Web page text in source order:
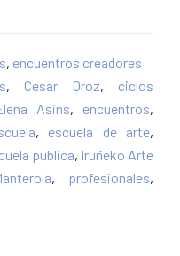
, encuentros creadores
, Cesar Oroz, ciclos
Asins, encuentros,
, escuela de arte,
publica, Iruñeko Arte
, profesionales,